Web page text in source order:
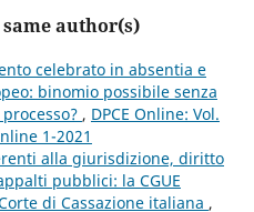
author(s)
celebrato in absentia e
binomio possibile senza
, DPCE Online: Vol.
1-2021
alla giurisdizione, diritto
pubblici: la CGUE
di Cassazione italiana ,